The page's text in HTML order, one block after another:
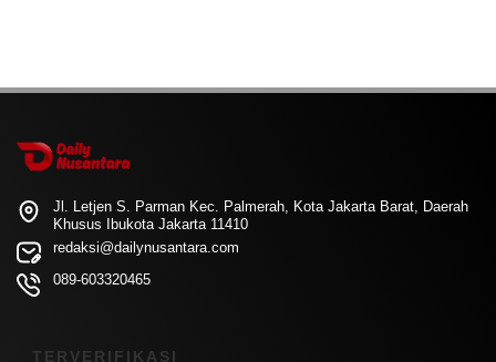
Jl. Letjen S. Parman Kec. Palmerah, Kota Jakarta Barat, Daerah
Khusus Ibukota Jakarta 11410
redaksi@dailynusantara.com
089-603320465
TERVERIFIKASI